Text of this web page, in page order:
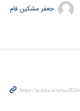
جعفر مشکین فام